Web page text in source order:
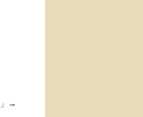
」→